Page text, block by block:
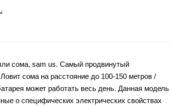
сома, sam us. Самый продвинутый
сома на расстояние до 100-150 метров /
может работать весь день. Данная модель
о специфических электрических свойствах